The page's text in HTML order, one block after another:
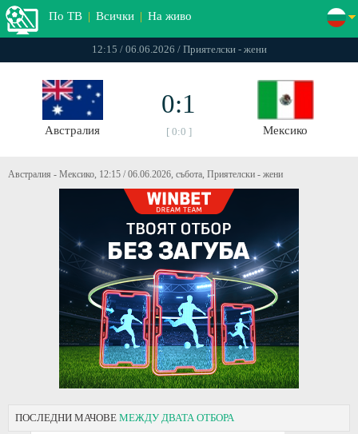
По ТВ | Всички | На живо
12:15 / 06.06.2026 / Приятелски - жени
Австралия
0:1
[ 0:0 ] Мексико
Австралия - Мексико, 12:15 / 06.06.2026, събота, Приятелски - жени
ПОСЛЕДНИ МАЧОВЕ МЕЖДУ ДВАТА ОТБОРА